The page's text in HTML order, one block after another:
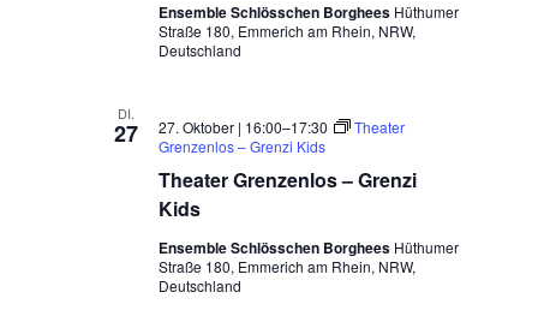
Ensemble Schlösschen Borghees Hüthumer
Straße 180, Emmerich am Rhein, NRW,
Deutschland
DI.
27
Theater Grenzenlos – Grenzi
Kids
27. Oktober | 16:00–17:30
Theater
Grenzenlos – Grenzi Kids
Ensemble Schlösschen Borghees Hüthumer
Straße 180, Emmerich am Rhein, NRW,
Deutschland